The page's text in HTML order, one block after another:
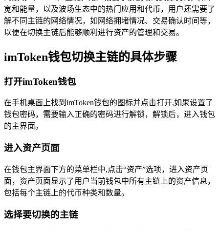
宽和能量，以及波场生态中的热门应用和代币，用户还需要了
解不同主链的网络情况，如网络拥堵情况、交易确认时间等，
以便在切换主链后能够顺利进行资产的管理和交易。
imToken钱包切换主链的具体步骤
打开imToken钱包
在手机桌面上找到imToken钱包的图标并点击打开,如果设置了
钱包密码，需要输入正确的密码进行解锁，解锁后，进入钱包
的主界面。
进入资产页面
在钱包主界面下方的菜单栏中,点击“资产”选项，进入资产页
面，资产页面显示了用户当前钱包中所有主链上的资产信息，
包括每个主链上的代币种类和数量。
选择要切换的主链